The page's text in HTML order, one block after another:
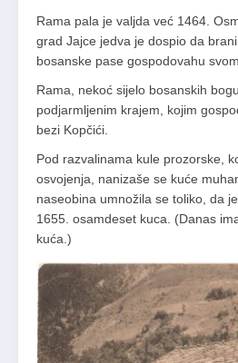
Rama pala je valjda već 1464.
grad Jajce jedva je dospio da
bosanske pase gospodovahu
Rama, nekoć sijelo bosanskih
podjarmljenim krajem, kojim
bezi Kopčići.
Pod razvalinama kule prozorske,
osvojenja, nanizaše se kuće
naseobina umnožila se toliko, da
1655. osamdeset kuca. (Danas
kuća.)